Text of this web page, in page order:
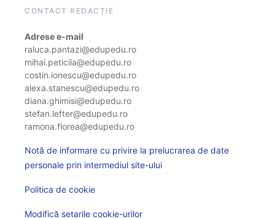
CONTACT REDACȚIE
Adrese e-mail
raluca.pantazi@edupedu.ro
mihai.peticila@edupedu.ro
costin.ionescu@edupedu.ro
alexa.stanescu@edupedu.ro
diana.ghimisi@edupedu.ro
stefan.lefter@edupedu.ro
ramona.florea@edupedu.ro
Notă de informare cu privire la prelucrarea de date
personale prin intermediul site-ului
Politica de cookie
Modifică setarile cookie-urilor